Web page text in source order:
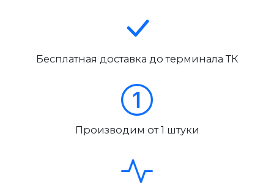
Бесплатная доставка до терминала ТК
Производим от 1 штуки